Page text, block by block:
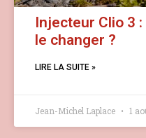
Injecteur Clio 3
le changer ?
LIRE LA SUITE »
Jean-Michel Laplace 1